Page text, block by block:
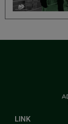
LINK